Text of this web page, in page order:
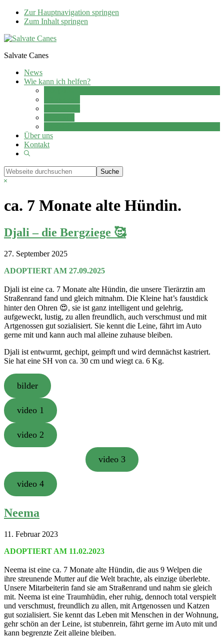
Zur Hauptnavigation springen
Zum Inhalt springen
Salvate Canes
News
Wie kann ich helfen?
Über uns
Kontakt
Show
Webseite
durchsuchen
Hide
ca. 7 Monate alte Hündin.
Djali – die Bergziege 🥰
27. September 2025
ADOPTIERT AM 27.09.2025
Djali ist eine ca. 7 Monate alte Hündin, die unsere Tierärztin am
Straßenrand fand und gleich mitnahm. Die Kleine hat’s faustdick
hinter den Ohren 😍, sie ist ganz intelligent und gelehrig,
aufgeweckt, lustig, zu allen freundlich, auch verschmust und mit
Artgenossen gut sozialisiert. Sie kennt die Leine, fährt im Auto
gerne mit und kann auch mal alleine zuhause bleiben.
Djali ist entwurmt, gechipt, geimpft und wird demnächst kastriert.
Sie hat eine SH von ca. 30 cm und wiegt ca. 6 Kg.
bilder
video 1
video 2
video 3
video 4
Neema
11. Februar 2023
ADOPTIERT AM 11.02.2023
Neema ist eine ca. 7 Monate alte Hündin, die aus 9 Welpen die
ihre streunende Mutter auf die Welt brachte, als einzige überlebte.
Unsere Mitarbeiterin fand sie am Straßenrand und nahm sie gleich
mit. Neema ist eine Traumhüdin, eher ruhig, dennoch total verspielt
und verschmust, freundlich zu allen, mit Artgenossen und Katzen
gut sozialisiert. Sie kennt das Leben mit Menschen in der Wohnung,
gehr schön an der Leine, ist stubenrein, fährt gerne im Auto mit und
kann begrenzte Zeit alleine bleiben.